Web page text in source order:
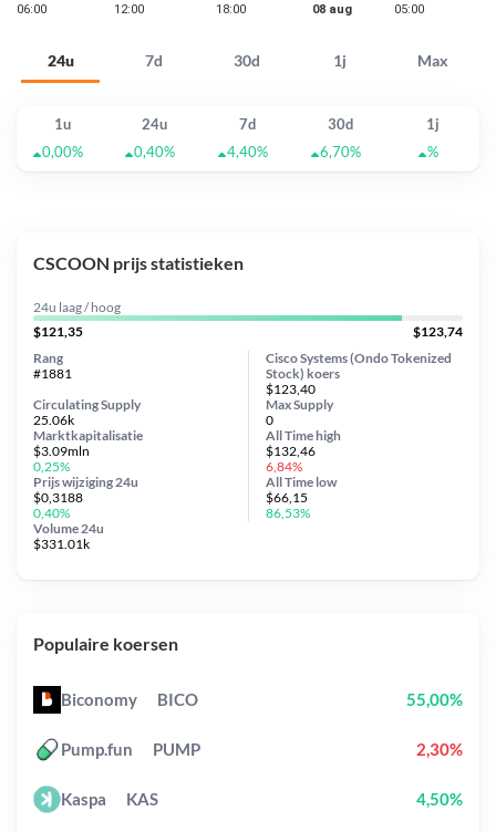
24u 7d 30d 1j Max
1u 24u 7d 30d
1j
0,00%
0,40% 4,40% 6,70% %
CSCOON prijs statistieken
24u laag / hoog
$121,35
$123,74
Cisco Systems (Ondo Tokenized
Stock) koers
$123,40
Circulating Supply
25.06k
Prijs wijziging 24u
$0,3188
0,40%
Max Supply
0
Marktkapitalisatie
$3.09mln
0,25%
Volume 24u
$331.01k
Rang
#1881
All Timehigh
$132,46
6,84%
All Time low
$66,15
86,53%
Populaire koersen
Biconomy BICO 55,00%
Pump.fun PUMP 2,30%
Kaspa KAS 4,50%